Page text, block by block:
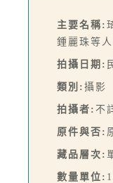
主要名稱:
鍾麗珠等
拍攝日期:
類別: 攝影
拍攝者: 不
原件與否:
藏品層次:
數量單位: